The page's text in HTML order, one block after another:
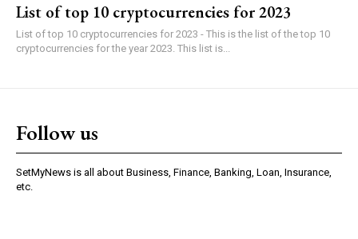
List of top 10 cryptocurrencies for 2023
List of top 10 cryptocurrencies for 2023 - This is the list of the top 10
cryptocurrencies for the year 2023. This list is...
Follow us
SetMyNews is all about Business, Finance, Banking, Loan, Insurance,
etc.